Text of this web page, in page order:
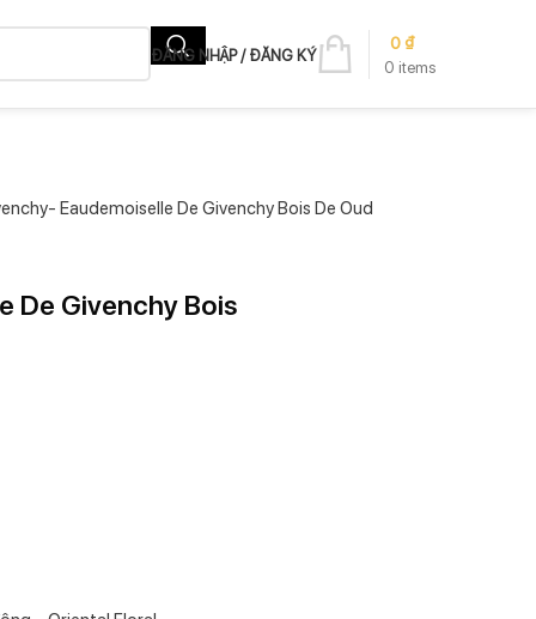
ĐĂNG NHẬP / ĐĂNG KÝ
0 items
0₫
Eaudemoiselle De Givenchy Bois De Oud
De Givenchy Bois